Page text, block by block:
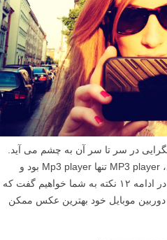
در سر تا سر آن به چشم می آید.
روز هایی که دوربین تنها دوربین بود، MP3 player تنها Mp3 player بود و
موبایل تنها موبایل بود و… گذشت. در ادامه ۱۲ نکته به شما خواهیم گفت که
دوربین موبایل خود بهترین عکس ممکن